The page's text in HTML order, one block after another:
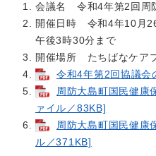
会議名 令和4年第2回周
開催日時 令和4年10月
午後3時30分まで
開催場所 たちばなケア
令和4年第2回協議会
周防大島町国民健康
ァイル／83KB]
周防大島町国民健康
ル／371KB]